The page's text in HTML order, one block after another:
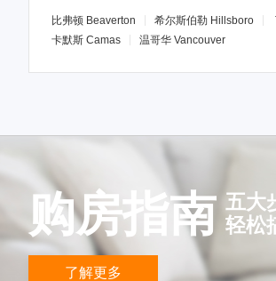
比弗顿 Beaverton 希尔斯伯勒 Hillsboro
卡默斯 Camas 温哥华 Vancouver
购房指南 五大
轻松
了解更多